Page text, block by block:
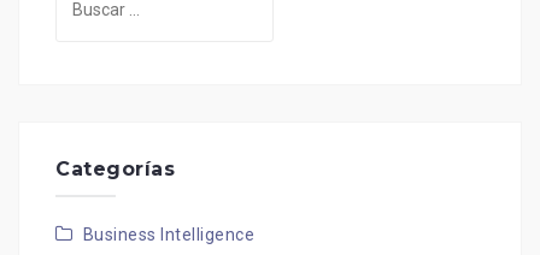
Categorías
Business Intelligence